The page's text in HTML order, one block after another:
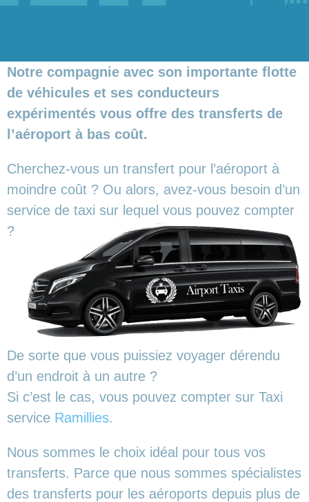
Notre compagnie avec son importante flotte
de véhicules et ses conducteurs
expérimentés vous offre des transferts de
l’aéroport à bas coût.
Cherchez-vous un transfert pour l’aéroport à
moindre coût ? Ou alors, avez-vous besoin d’un
service de taxi sur lequel vous pouvez compter
?
De sorte que vous puissiez voyager dérendu
d’un endroit à un autre ?
Si c’est le cas, vous pouvez compter sur Taxi
service Ramillies.
Nous sommes le choix idéal pour tous vos
transferts. Parce que nous sommes spécialistes
des transferts pour les aéroports depuis plus de